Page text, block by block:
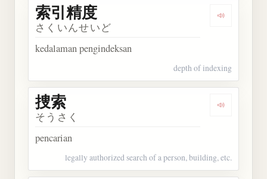
Dengarkan
索引精度
さくいんせいど
kedalaman pengindeksan
depth of indexing
Dengarkan
捜索
そうさく
pencarian
legally authorized search of a person, building, etc.